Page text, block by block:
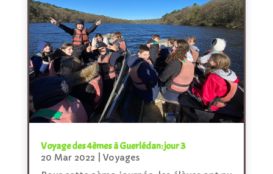
Voyage des 4èmes à Guerlédan: jour 3
20 Mar 2022
Voyages